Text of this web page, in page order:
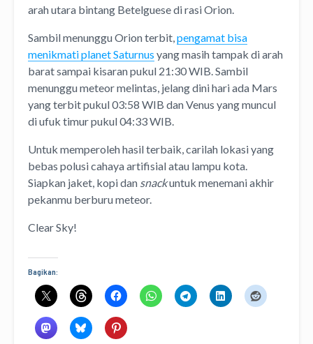
arah utara bintang Betelguese di rasi Orion.
Sambil menunggu Orion terbit, pengamat bisa
menikmati planet Saturnus yang masih tampak di arah
barat sampai kisaran pukul 21:30 WIB. Sambil
menunggu meteor melintas, jelang dini hari ada Mars
yang terbit pukul 03:58 WIB dan Venus yang muncul
di ufuk timur pukul 04:33 WIB.
Untuk memperoleh hasil terbaik, carilah lokasi yang
bebas polusi cahaya artifisial atau lampu kota.
Siapkan jaket, kopi dan snackuntuk menemani akhir
pekanmu berburu meteor.
Clear Sky!
Bagikan: